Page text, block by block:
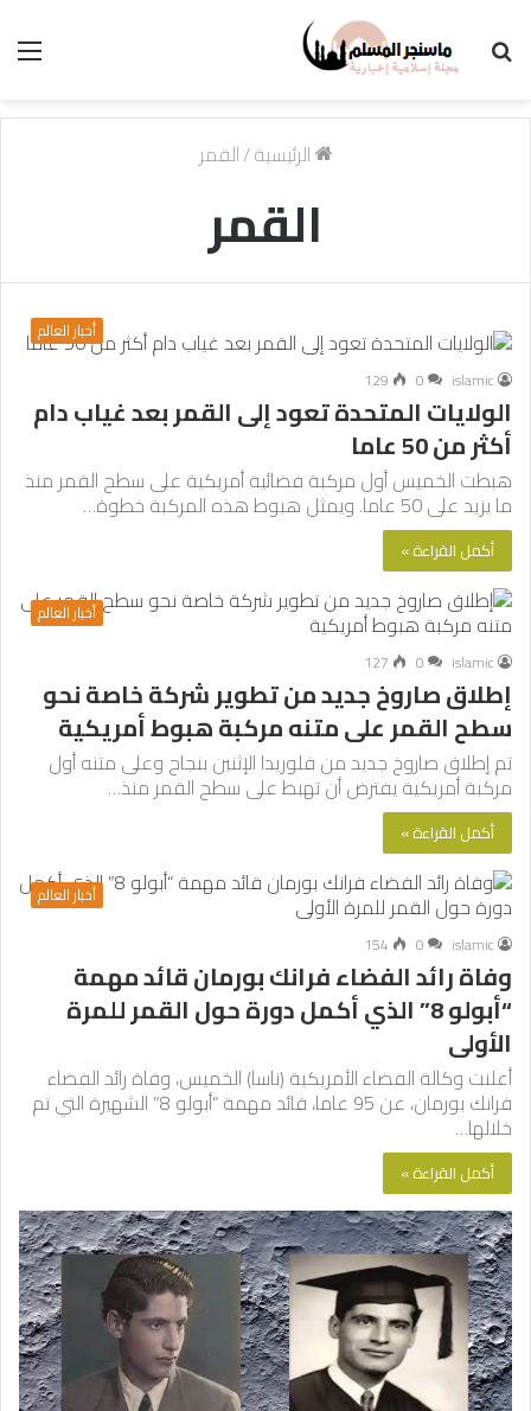
الرئيسية/القمر
القمر
أخبار العالم
islamic
0
129
الولايات المتحدة تعود إلى القمر بعد غياب دام
أكثر من 50 عاما
هبطت الخميس أول مركبة فضائية أمريكية على سطح القمر منذ
ما يزيد على 50 عاما. ويمثل هبوط هذه المركبة خطوة…
أكمل القراءة »
أخبار العالم
islamic
0
127
إطلاق صاروخ جديد من تطوير شركة خاصة نحو
سطح القمر على متنه مركبة هبوط أمريكية
تم إطلاق صاروخ جديد من فلوريدا الإثنين بنجاح وعلى متنه أول
مركبة أمريكية يفترض أن تهبط على سطح القمر منذ…
أكمل القراءة »
أخبار العالم
islamic
0
154
وفاة رائد الفضاء فرانك بورمان قائد مهمة
“أبولو 8” الذي أكمل دورة حول القمر للمرة
الأولى
أعلنت وكالة الفضاء الأمريكية (ناسا) الخميس، وفاة رائد الفضاء
فرانك بورمان، عن 95 عاما، قائد مهمة “أبولو 8” الشهيرة التي تم
خلالها…
أكمل القراءة »